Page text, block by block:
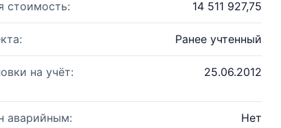
стоимость: 14 511 927,75
Ранее учтенный
на учёт: 25.06.2012
аварийным: Нет